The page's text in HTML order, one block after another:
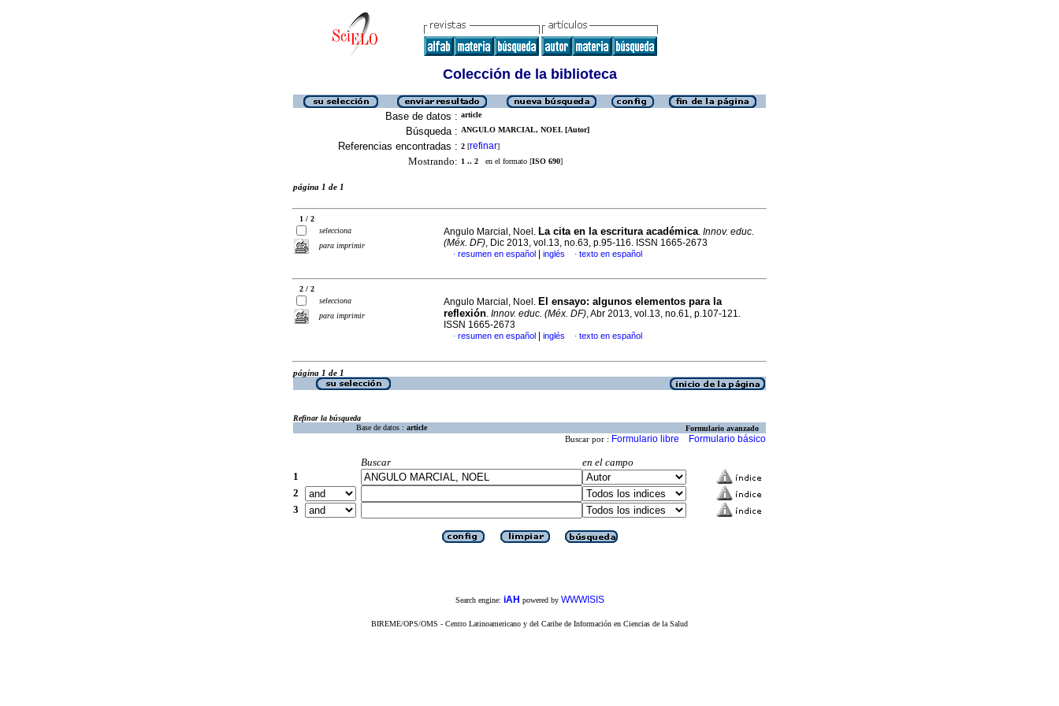
Colección de la biblioteca
Base de datos : article
Búsqueda : ANGULO MARCIAL, NOEL [Autor]
Referencias encontradas : 2 [refinar]
Mostrando: 1 .. 2 en el formato [ISO 690]
página 1 de 1
1 / 2
selecciona
para imprimir
Angulo Marcial, Noel. La cita en la escritura académica. Innov. educ.
(Méx. DF), Dic 2013, vol.13, no.63, p.95-116. ISSN 1665-2673
· resumen en español inglés · texto en español
2 / 2
selecciona
para imprimir
Angulo Marcial, Noel. El ensayo: algunos elementos para la
reflexión. Innov. educ. (Méx. DF), Abr 2013, vol.13, no.61, p.107-121.
ISSN 1665-2673
· resumen en español inglés · texto en español
página 1 de 1
Refinar la búsqueda
Base de datos : article Formulario avanzado
Buscar por : Formulario libre Formulario básico
Buscar
en el campo
1
2
3
Search engine: iAH powered by WWWISIS
BIREME/OPS/OMS - Centro Latinoamericano y del Caribe de Información en Ciencias de la Salud